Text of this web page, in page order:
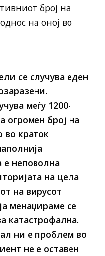
број на
на оној во
се случува еден
меѓу 1200-
огромен број на
во краток
е неповолна
на цела
на вирусот
менаџираме се
катастрофална.
ни е проблем во
не е оставен